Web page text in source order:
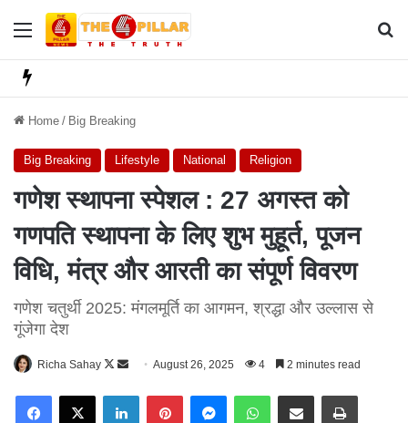
Menu
Home / Big Breaking
Big Breaking Lifestyle National Religion
गणेश स्थापना स्पेशल : 27 अगस्त को
गणपति स्थापना के लिए शुभ मुहूर्त, पूजन
विधि, मंत्र और आरती का संपूर्ण विवरण
गणेश चतुर्थी 2025: मंगलमूर्ति का आगमन, श्रद्धा और उल्लास से
गूंजेगा देश
Richa Sahay
F
l
August 26, 2025 4 2 minutes read
X